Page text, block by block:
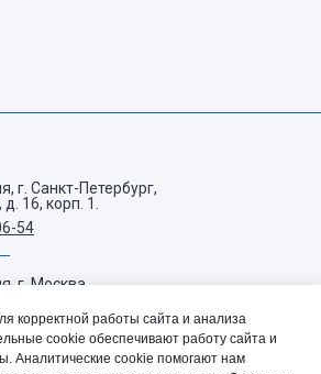
г. Санкт-Петербург,
16, корп. 1.
54
г. Москва,
38
корректной работы сайта и анализа
cookie обеспечивают работу сайта и
Аналитические cookie помогают нам